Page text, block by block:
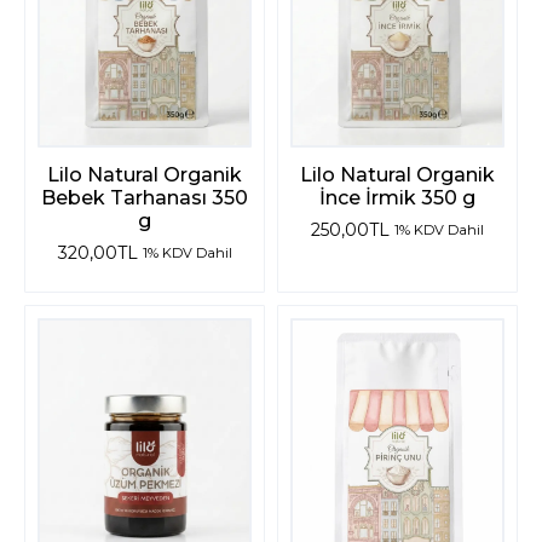
Lilo Natural Organik
Bebek Tarhanası 350
g
320,00TL 1% KDV Dahil
Lilo Natural Organik
İnce İrmik 350 g
250,00TL 1% KDV Dahil